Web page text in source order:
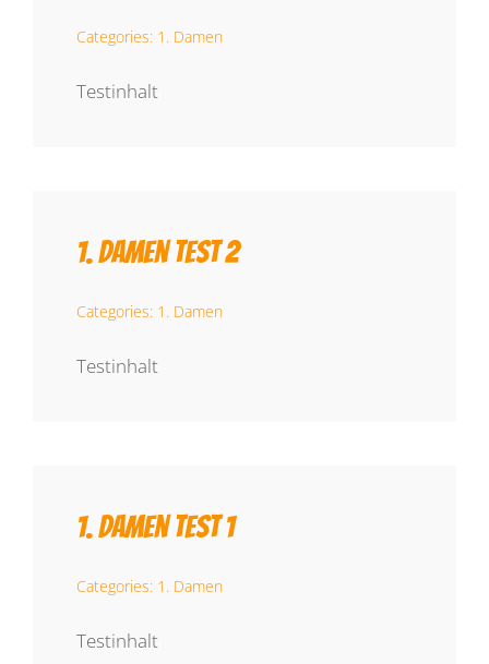
Liga Grundschule
Categories: 1. Damen
Testinhalt
1. Damen Test 2
Categories: 1. Damen
Testinhalt
1. Damen Test 1
Categories: 1. Damen
Testinhalt